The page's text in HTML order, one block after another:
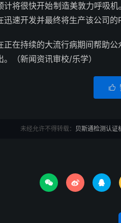
计将很快开始制造美敦力呼吸
迅速开发并最终将生产该公司
正在持续的大流行病期间帮助
。（新闻资讯审校/乐学）

未经允许不得转载： 贝斯通检测认证
  